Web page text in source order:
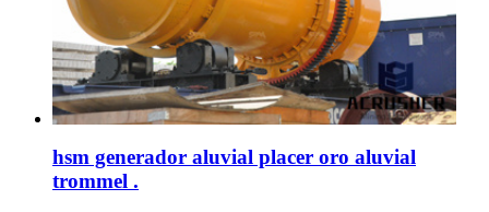
hsm generador aluvial placer oro aluvial
trommel .